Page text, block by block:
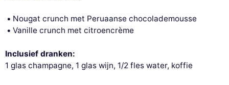
Nougat crunch met Peruaanse chocolademousse
Vanille crunch met citroencrème
Inclusief dranken:
1 glas champagne, 1 glas wijn, 1/2 fles water, koffie